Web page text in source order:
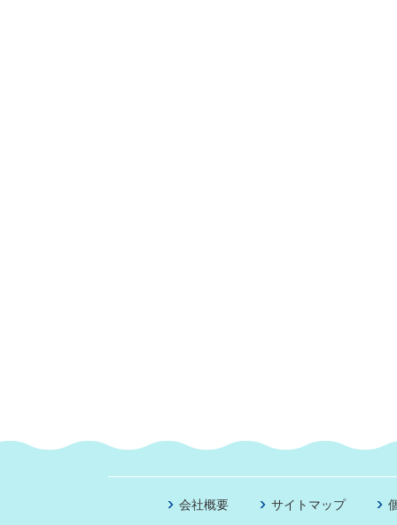
会社概要 サイトマップ